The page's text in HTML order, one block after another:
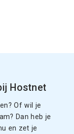
Hostnet
Of wil je
Dan heb je
en zet je